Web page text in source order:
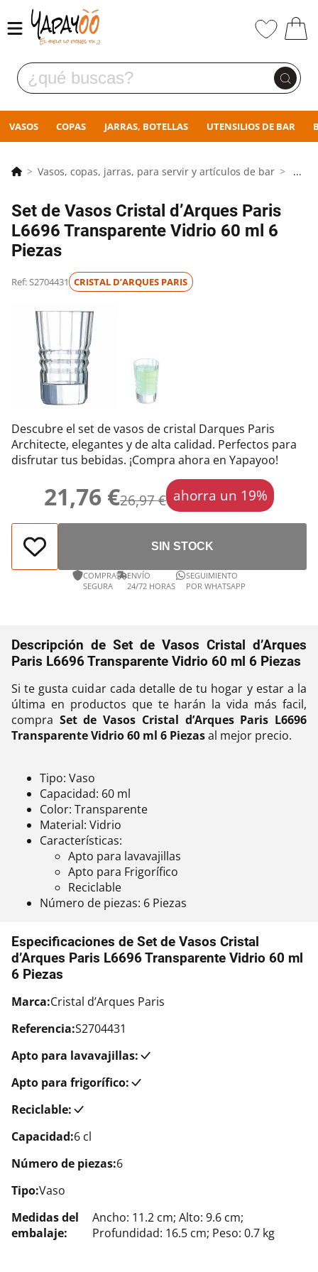
VASOS COPAS JARRAS, BOTELLAS UTENSILIOS DE BAR
Vasos, copas, jarras, para servir y artículos de bar ...
Set de Vasos Cristal d’Arques Paris
L6696 Transparente Vidrio 60 ml 6
Piezas
Ref: S2704431 CRISTAL D’ARQUES PARIS
Descubre el set de vasos de cristal Darques Paris
Architecte, elegantes y de alta calidad. Perfectos para
disfrutar tus bebidas. ¡Compra ahora en Yapayoo!
21,76 €26,97 € ahorra un 19%
SIN STOCK
COMPRA
SEGURA
ENVÍO
24/72 HORAS
SEGUIMIENTO
POR WHATSAPP
Descripción de Set de Vasos Cristal d’Arques
Paris L6696 Transparente Vidrio 60 ml 6 Piezas
Si te gusta cuidar cada detalle de tu hogar y estar a la
última en productos que te harán la vida más facil,
compra Set de Vasos Cristal d’Arques Paris L6696
Transparente Vidrio 60 ml 6 Piezasal mejor precio.
Tipo: Vaso
Capacidad: 60 ml
Color: Transparente
Material: Vidrio
Características:
Apto para lavavajillas
Apto para Frigorífico
Reciclable
Número de piezas: 6 Piezas
Especificaciones de Set de Vasos Cristal
d’Arques Paris L6696 Transparente Vidrio 60 ml
6 Piezas
Marca:Cristal d’Arques Paris
Referencia:S2704431
Apto para lavavajillas:
Apto para frigorífico:
Reciclable:
Capacidad:6 cl
Número de piezas:6
Tipo:Vaso
Medidas del
embalaje:
Ancho: 11.2 cm; Alto: 9.6 cm;
Profundidad: 16.5 cm; Peso: 0.7 kg